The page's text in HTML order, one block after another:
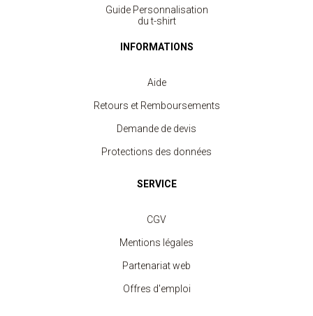
Guide Personnalisation
du t-shirt
INFORMATIONS
Aide
Retours et Remboursements
Demande de devis
Protections des données
SERVICE
CGV
Mentions légales
Partenariat web
Offres d'emploi